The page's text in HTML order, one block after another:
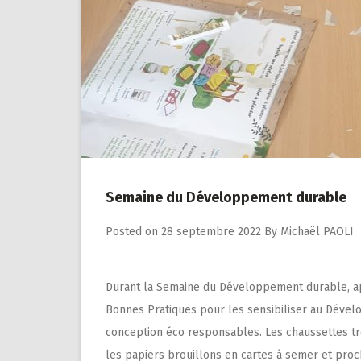
Semaine du Développement durable
Posted on 28 septembre 2022 By Michaël PAOLI
Durant la Semaine du Développement durable,
Bonnes Pratiques pour les sensibiliser au
conception éco responsables. Les chaussettes
les papiers brouillons en cartes à semer et